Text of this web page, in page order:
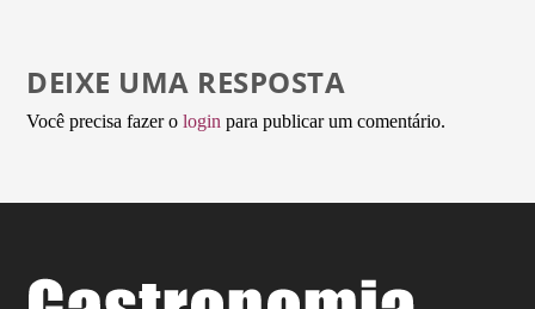
DEIXE UMA RESPOSTA
Você precisa fazer ologin para publicar um comentário.